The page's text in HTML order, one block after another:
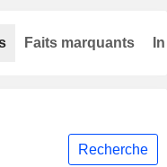
Recherche
Faits marquants